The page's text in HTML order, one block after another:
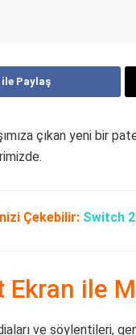
Paylaş
çıkan yeni bir
Çekebilir: Switch
ile
ve söylentileri,